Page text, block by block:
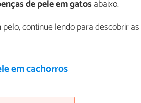
de pele em gatos abaixo.
continue lendo para descobrir as
em cachorros